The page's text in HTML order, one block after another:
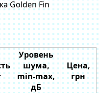
Golden Fin
Уровень
шума,
min-max,
дБ
Цена,
грн